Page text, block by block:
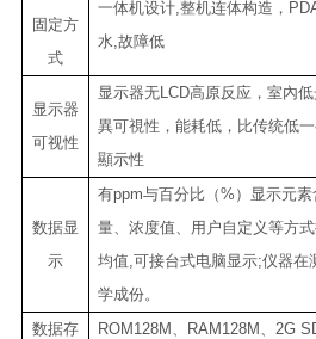
固定方
式
一体机设计, 整机连体构造，
水 故障低
显示器
可视性
显示器无LCD高原反应，室內
異可視性，能耗低，比传统低
顯示性
数据显
示
有ppm与百分比（% ）显示元
量、浓度值、用户自定义等方
均值 可接台式电脑显示;仪器在
学成份。
数据存
ROM128M RAM128M 2G